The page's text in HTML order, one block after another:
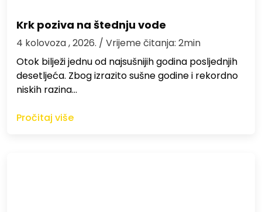
Krk poziva na štednju vode
4 kolovoza , 2026. / Vrijeme čitanja: 2min
Otok bilježi jednu od najsušnijih godina posljednjih
desetljeća. Zbog izrazito sušne godine i rekordno
niskih razina…
Pročitaj više